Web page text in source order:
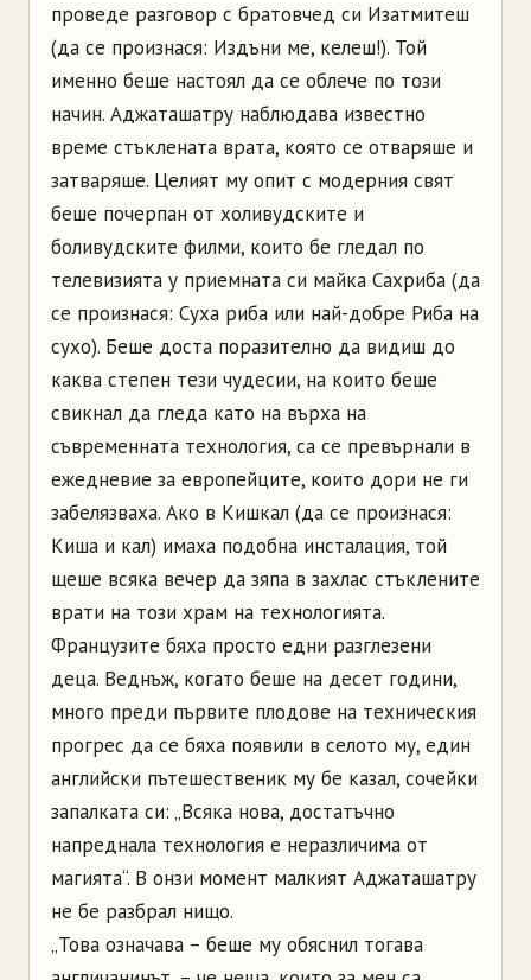
проведе разговор с братовчед си Изатмитеш
(да се произнася: Издъни ме, келеш!). Той
именно беше настоял да се облече по този
начин. Аджаташатру наблюдава известно
време стъклената врата, която се отваряше и
затваряше. Целият му опит с модерния свят
беше почерпан от холивудските и
боливудските филми, които бе гледал по
телевизията у приемната си майка Сахриба (да
се произнася: Суха риба или най-добре Риба на
сухо). Беше доста поразително да видиш до
каква степен тези чудесии, на които беше
свикнал да гледа като на върха на
съвременната технология, са се превърнали в
ежедневие за европейците, които дори не ги
забелязваха. Ако в Кишкал (да се произнася:
Киша и кал) имаха подобна инсталация, той
щеше всяка вечер да зяпа в захлас стъклените
врати на този храм на технологията.
Французите бяха просто едни разглезени
деца. Веднъж, когато беше на десет години,
много преди първите плодове на техническия
прогрес да се бяха появили в селото му, един
английски пътешественик му бе казал, сочейки
запалката си: „Всяка нова, достатъчно
напреднала технология е неразличима от
магията“. В онзи момент малкият Аджаташатру
не бе разбрал нищо.
„Това означава – беше му обяснил тогава